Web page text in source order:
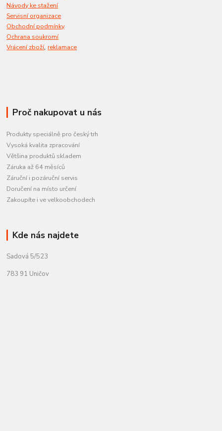
Návody ke stažení
Servisní organizace
Obchodní podmínky
Ochrana soukromí
Vrácení zboží,reklamace
Proč nakupovat u nás
Produkty speciálně pro český trh
Vysoká kvalita zpracování
Většina produktů skladem
Záruka až 64 měsíců
Záruční i pozáruční servis
Doručení na místo určení
Zakoupíte i ve velkoobchodech
Kde nás najdete
Sadová 5/523
783 91 Uničov